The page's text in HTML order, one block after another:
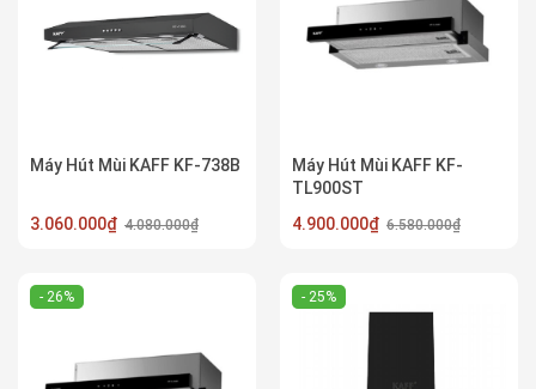
Máy Hút Mùi KAFF KF-738B
3.060.000₫ 4.080.000₫
Máy Hút Mùi KAFF KF-
TL900ST
4.900.000₫ 6.580.000₫
- 26% - 25%